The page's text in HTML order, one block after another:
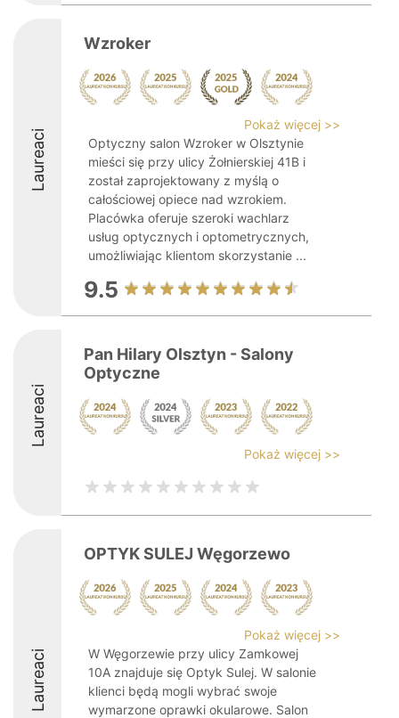
Laureaci
Wzroker
Pokaż więcej >>
Optyczny salon Wzroker w Olsztynie
mieści się przy ulicy Żołnierskiej 41B i
został zaprojektowany z myślą o
całościowej opiece nad wzrokiem.
Placówka oferuje szeroki wachlarz
usług optycznych i optometrycznych,
umożliwiając klientom skorzystanie ...
9.5
Laureaci
Pan Hilary Olsztyn - Salony
Optyczne
Pokaż więcej >>
Laureaci
OPTYK SULEJ Węgorzewo
Pokaż więcej >>
W Węgorzewie przy ulicy Zamkowej
10A znajduje się Optyk Sulej. W salonie
klienci będą mogli wybrać swoje
wymarzone oprawki okularowe. Salon